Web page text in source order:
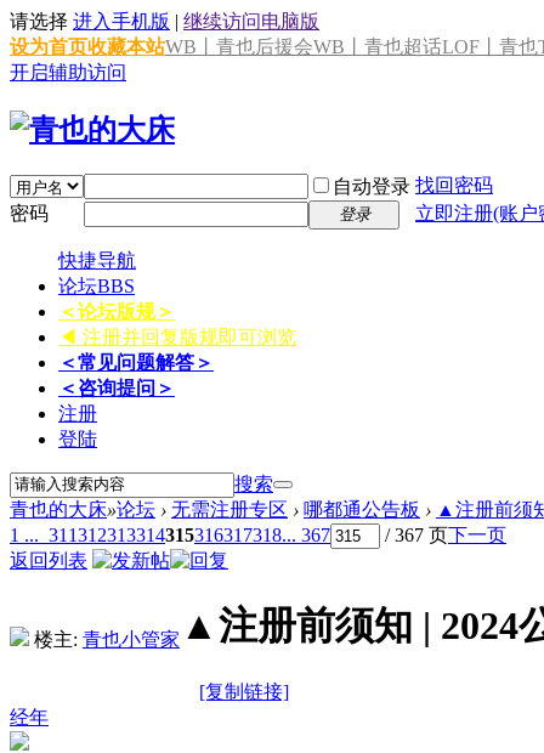
请选择 进入手机版 | 继续访问电脑版
设为首页收藏本站WB丨青也后援会WB丨青也超话LOF丨青也
开启辅助访问
自动登录 找回密码
密码
登录 立即注册(账
快捷导航
论坛BBS
＜论坛版规＞
◀ 注册并回复版规即可浏览
＜常见问题解答＞
＜咨询提问＞
注册
登陆
搜索
青也的大床»论坛 › 无需注册专区 › 哪都通公告板 › ▲注册前须
1 ... 311312313314315316317318... 367 / 367 页下一页
返回列表
楼主: 青也小管家 ▲注册前须知 | 2024
[复制链接]
经年